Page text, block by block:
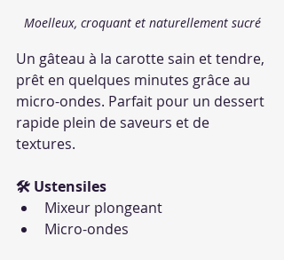
Moelleux, croquant et naturellement sucré
Un gâteau à la carotte sain et tendre,
prêt en quelques minutes grâce au
micro-ondes. Parfait pour un dessert
rapide plein de saveurs et de
textures.
🛠 Ustensiles
Mixeur plongeant
Micro-ondes